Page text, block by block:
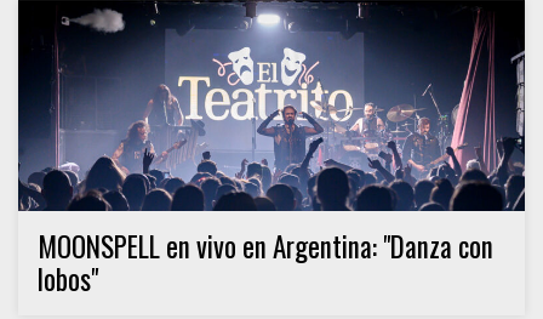
MOONSPELL en vivo en Argentina: "Danza con
lobos"